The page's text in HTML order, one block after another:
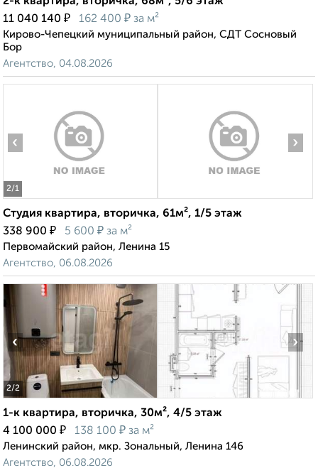
11 040 140 ₽ 162 400 ₽ за м²
Кирово-Чепецкий муниципальный район, СДТ Сосновый
Бор
Агентство, 04.08.2026
2/1
‹ ›
Студия квартира, вторичка, 61м², 1/5 этаж
338 900 ₽ 5 600 ₽ за м²
Первомайский район, Ленина 15
Агентство, 06.08.2026
2/2
‹ ›
1-к квартира, вторичка, 30м², 4/5 этаж
4 100 000 ₽ 138 100 ₽ за м²
Ленинский район, мкр. Зональный, Ленина 146
Агентство, 06.08.2026